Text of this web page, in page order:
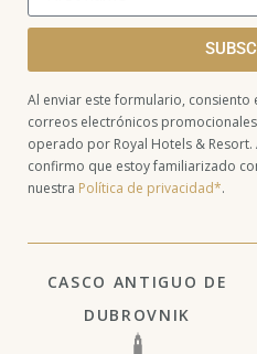
Al enviar este formulario, consiento
correos electrónicos
operado por Royal Hotels &
confirmo que estoy familiarizado
nuestra Política de privacidad*.
CASCO ANTIGUO DE
DUBROVNIK